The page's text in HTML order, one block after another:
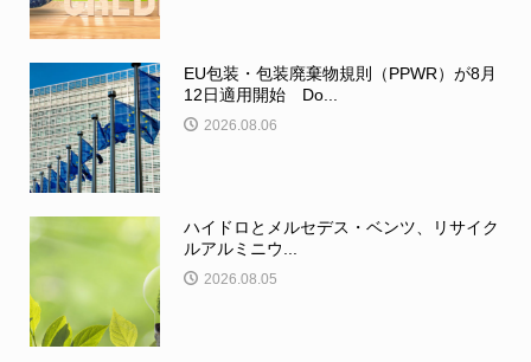
EU包装・包装廃棄物規則（PPWR）が8月
12日適用開始 Do...
2026.08.06
ハイドロとメルセデス・ベンツ、リサイク
ルアルミニウ...
2026.08.05